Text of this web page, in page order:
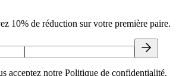
10% de réduction sur votre première paire.
acceptez notre Politique de confidentialité.